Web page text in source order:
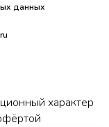
данных
характер